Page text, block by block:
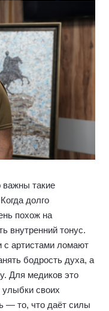
важны такие
долго
похож на
внутренний тонус.
с артистами ломают
бодрость духа, а
Для медиков это
улыбки своих
— то, что даёт силы